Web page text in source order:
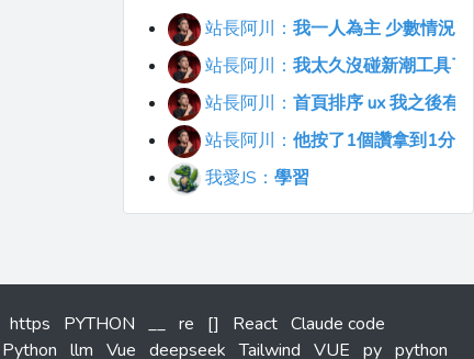
站長阿川： 我一人為主 少數情況
站長阿川： 我太久沒碰新潮工具了
站長阿川： 首頁排序 ux 我之後有
站長阿川： 他按了1個讚拿到1分
我愛JS： 學習
https PYTHON __ re [] React Claude code
Python llm Vue deepseek Tailwind VUE py python